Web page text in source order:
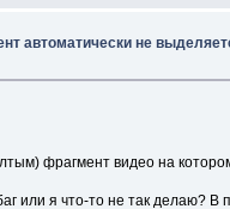
автоматически не
фрагмент видео на
или я что-то не так делаю?